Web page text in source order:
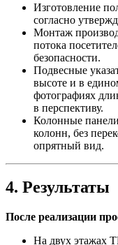
Изготовление
согласно
Монтаж
потока
безопасности.
Подвесные
высоте и в
фотографиях
в перспективу.
Колонные
колонн, без
опрятный вид.
4. Результаты
После реализации
На двух этажах